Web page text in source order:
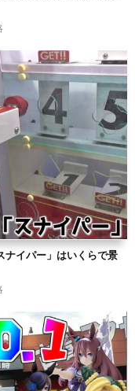
ナイパー」はいくらで景